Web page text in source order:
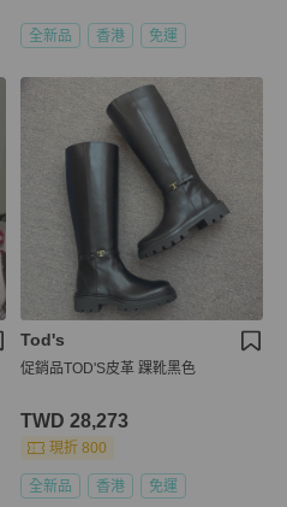
全新品 香港 免運
Tod's
促銷品TOD'S皮革 踝靴黑色
TWD 28,273
現折 800
全新品 香港 免運